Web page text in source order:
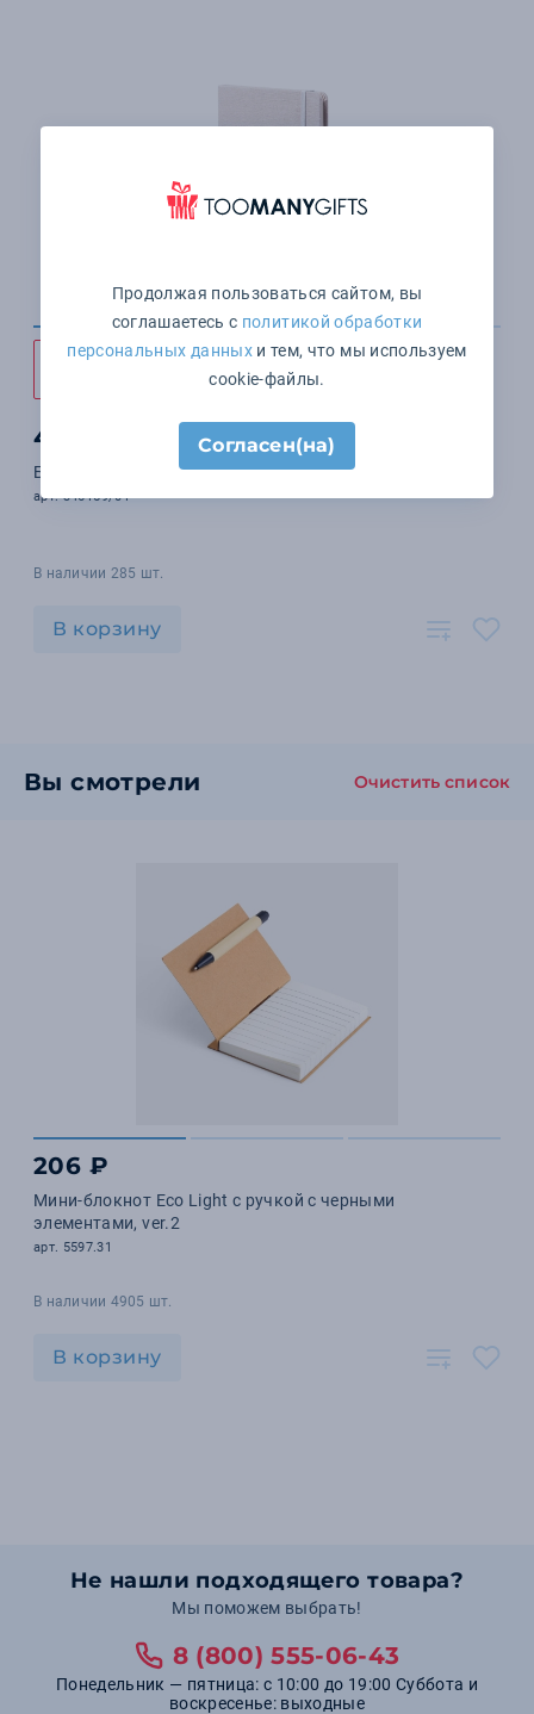
423 ₽
Блокнот TELMAK, A5, хлопок (белый, бежевый)
арт. 346159/01
В наличии 285 шт.
В корзину
Вы смотрели Очистить список
206 ₽
Мини-блокнот Eco Light с ручкой с черными
элементами, ver.2
арт. 5597.31
В наличии 4905 шт.
В корзину
Не нашли подходящего товара?
Мы поможем выбрать!
8 (800) 555-06-43
Понедельник — пятница: с 10:00 до 19:00 Суббота и
воскресенье: выходные
Продолжая пользоваться сайтом, вы
соглашаетесь с политикой обработки
персональных данныхи тем, что мы используем
cookie-файлы.
Согласен(на)